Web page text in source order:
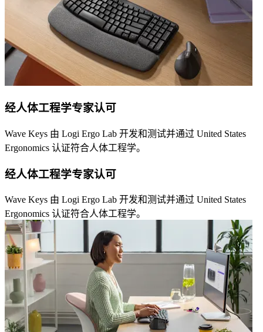
经人体工程学专家认可
Wave Keys 由 Logi Ergo Lab 开发和测试并通过 United States
Ergonomics 认证符合人体工程学。
经人体工程学专家认可
Wave Keys 由 Logi Ergo Lab 开发和测试并通过 United States
Ergonomics 认证符合人体工程学。